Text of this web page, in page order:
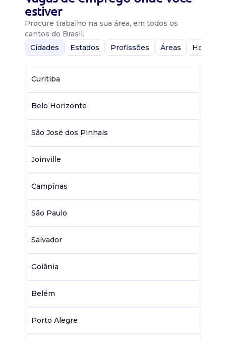
estiver
Procure trabalho na sua área, em todos os
cantos do Brasil.
Cidades
Estados Profissões Áreas Home-
Curitiba
Belo Horizonte
São José dos Pinhais
Joinville
Campinas
São Paulo
Salvador
Goiânia
Belém
Porto Alegre